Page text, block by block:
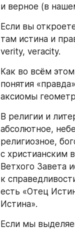
и верное (в
Если вы
там истина и
verity, veracity.
Как во всём
понятия
аксиомы
В религии и
абсолютное,
религиозное,
с христианским
Ветхого Завета
к
есть «Отец
Истина».
Если мы